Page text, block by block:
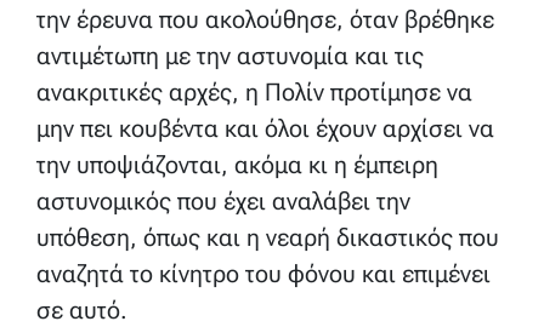
την έρευνα που ακολούθησε, όταν βρέθηκε
αντιμέτωπη με την αστυνομία και τις
ανακριτικές αρχές, η Πολίν προτίμησε να
μην πει κουβέντα και όλοι έχουν αρχίσει να
την υποψιάζονται, ακόμα κι η έμπειρη
αστυνομικός που έχει αναλάβει την
υπόθεση, όπως και η νεαρή δικαστικός που
αναζητά το κίνητρο του φόνου και επιμένει
σε αυτό.